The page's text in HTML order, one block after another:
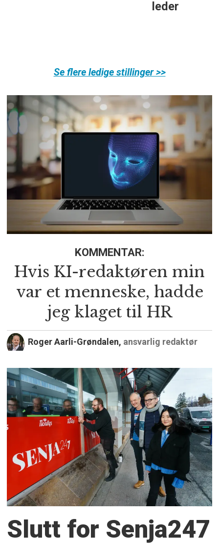
Se flere ledige stillinger >>
KOMMENTAR:
Hvis KI-redaktøren min
var et menneske, hadde
jeg klaget til HR
Roger Aarli-Grøndalen, ansvarlig redaktør
Slutt for Senja247